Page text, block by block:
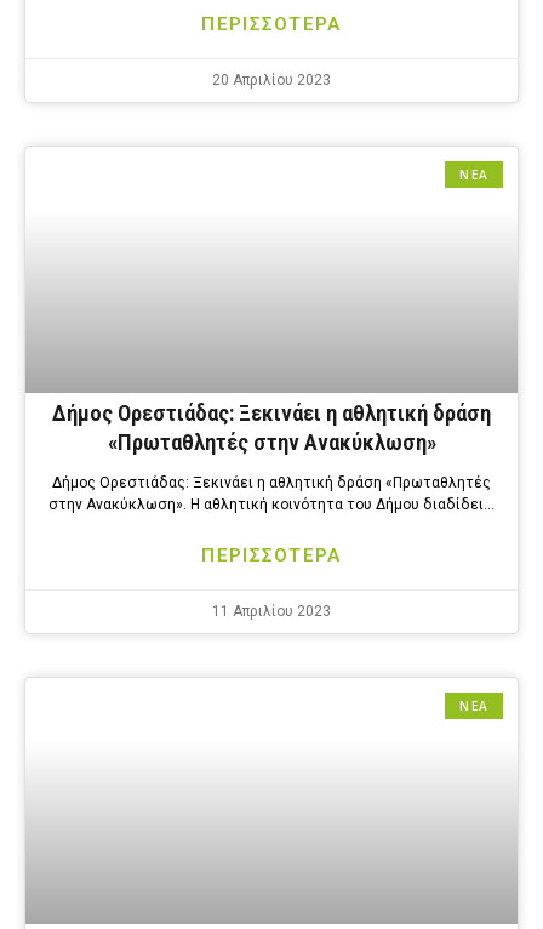
ΠΕΡΙΣΣΟΤΕΡΑ
20 Απριλίου 2023
ΝΕΑ
Δήμος Ορεστιάδας: Ξεκινάει η αθλητική δράση
«Πρωταθλητές στην Ανακύκλωση»
Δήμος Ορεστιάδας: Ξεκινάει η αθλητική δράση «Πρωταθλητές
στην Ανακύκλωση». Η αθλητική κοινότητα του Δήμου διαδίδει…
ΠΕΡΙΣΣΟΤΕΡΑ
11 Απριλίου 2023
ΝΕΑ